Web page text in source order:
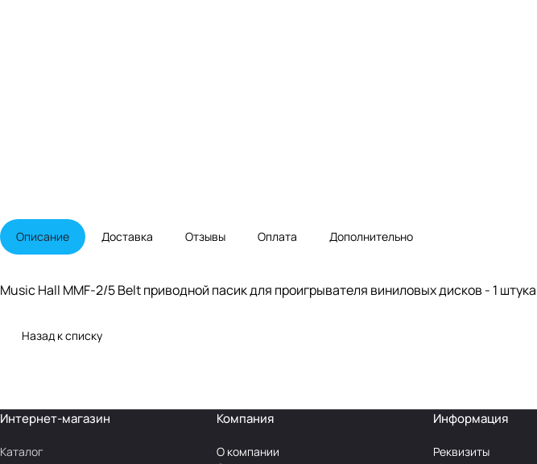
Описание Доставка Отзывы Оплата Дополнительно
Music Hall MMF-2/5 Belt приводной пасик для проигрывателя виниловых дисков - 1 штука
Назад к списку
Интернет-магазин
Каталог
Компания
О компании
Информация
Реквизиты